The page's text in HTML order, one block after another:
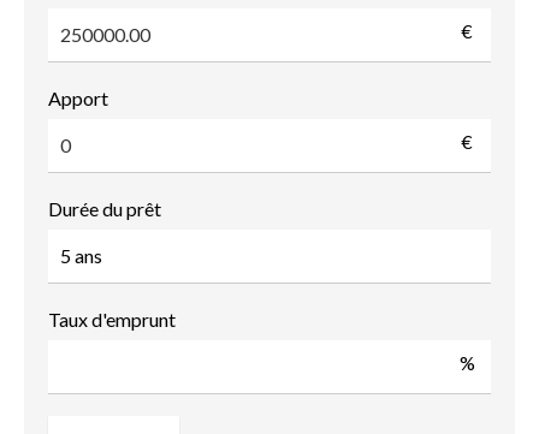
€
Apport
€
Durée du prêt
Taux d'emprunt
%